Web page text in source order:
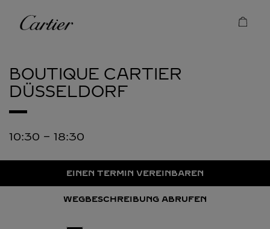
Cartier
BOUTIQUE CARTIER
DÜSSELDORF
10:30 - 18:30
EINEN TERMIN VEREINBAREN
WEGBESCHREIBUNG ABRUFEN